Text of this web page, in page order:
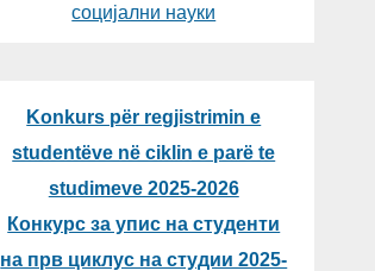
социјални науки
Konkurs për regjistrimin e
studentëve në ciklin e parë te
studimeve 2025-2026
Конкурс за упис на студенти
на прв циклус на студии 2025-